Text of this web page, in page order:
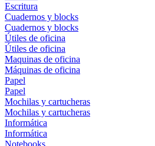
Escritura
Cuadernos y blocks
Cuadernos y blocks
Útiles de oficina
Útiles de oficina
Maquinas de oficina
Máquinas de oficina
Papel
Papel
Mochilas y cartucheras
Mochilas y cartucheras
Informática
Informática
Notebooks